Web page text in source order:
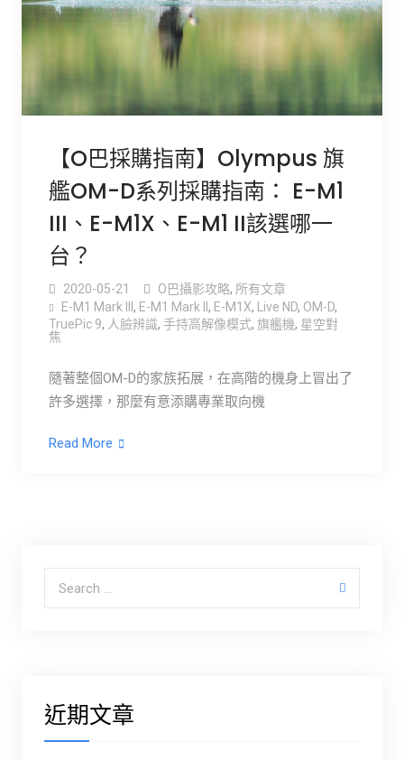
【O巴採購指南】Olympus 旗
艦OM-D系列採購指南： E-M1
III、E-M1X、E-M1 II該選哪一
台？
2020-05-21 O巴攝影攻略, 所有文章
E-M1 Mark III , E-M1 Mark ll , E-M1X, Live ND, OM-D,
TruePic 9, 人臉辨識, 手持高解像模式, 旗艦機, 星空對
焦
隨著整個OM-D的家族拓展，在高階的機身上冒出了
許多選擇，那麼有意添購專業取向機
Read More
近期文章